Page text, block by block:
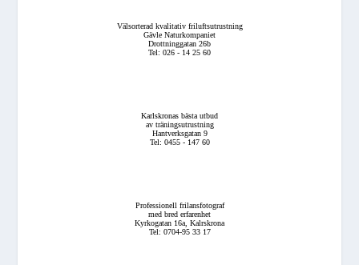
Välsorterad kvalitativ friluftsutrustning
Gävle Naturkompaniet
Drottninggatan 26b
Tel: 026 - 14 25 60
Karlskronas bästa utbud
av träningsutrustning
Hantverksgatan 9
Tel: 0455 - 147 60
Professionell frilansfotograf
med bred erfarenhet
Kyrkogatan 16a, Kalrskrona
Tel: 0704-95 33 17